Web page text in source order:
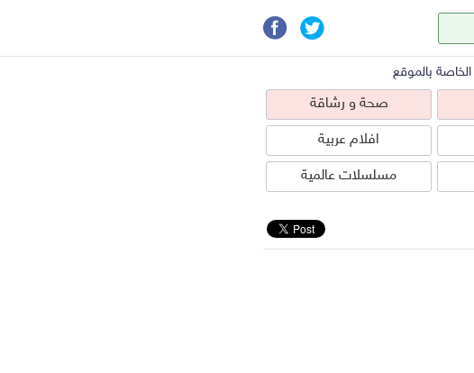
الخاصة بالموقع
صحة و رشاقة
افلام عربية
مسلسلات عالمية